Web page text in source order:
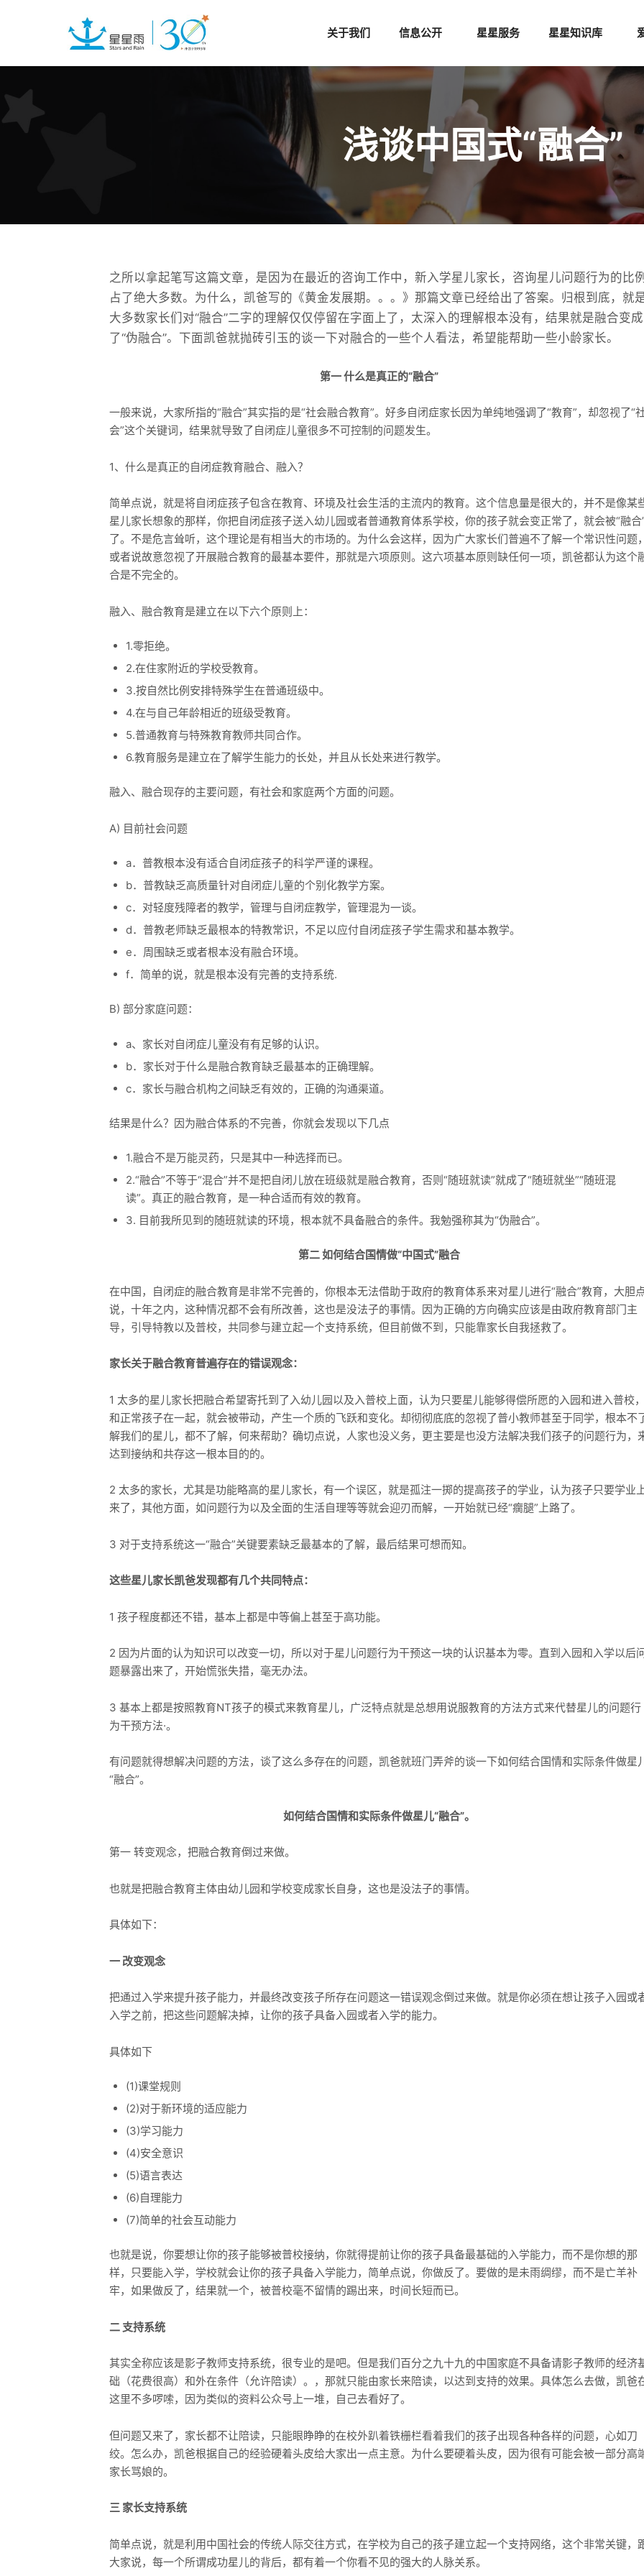
关于我们 信息公开 星星服务 星星知识库
浅谈中国式“融合”
之所以拿起笔写这篇文章，是因为在最近的咨询工作中，新入学星儿家长，咨询星儿问题行为的比例
占了绝大多数。为什么，凯爸写的《黄金发展期。。。》那篇文章已经给出了答案。归根到底，就
大多数家长们对“融合”二字的理解仅仅停留在字面上了，太深入的理解根本没有，结果就是融合变成
了“伪融合”。下面凯爸就抛砖引玉的谈一下对融合的一些个人看法，希望能帮助一些小龄家长。
第一 什么是真正的“融合”
一般来说，大家所指的“融合”其实指的是“社会融合教育”。好多自闭症家长因为单纯地强调了“教育”，却忽视了“
会”这个关键词，结果就导致了自闭症儿童很多不可控制的问题发生。
1、什么是真正的自闭症教育融合、融入？
简单点说，就是将自闭症孩子包含在教育、环境及社会生活的主流内的教育。这个信息量是很大的，并不是像某
星儿家长想象的那样，你把自闭症孩子送入幼儿园或者普通教育体系学校，你的孩子就会变正常了，就会被“融合
了。不是危言耸听，这个理论是有相当大的市场的。为什么会这样，因为广大家长们普遍不了解一个常识性问题，
或者说故意忽视了开展融合教育的最基本要件，那就是六项原则。这六项基本原则缺任何一项，凯爸都认为这个
合是不完全的。
融入、融合教育是建立在以下六个原则上：
1.零拒绝。
2.在住家附近的学校受教育。
3.按自然比例安排特殊学生在普通班级中。
4.在与自己年龄相近的班级受教育。
5.普通教育与特殊教育教师共同合作。
6.教育服务是建立在了解学生能力的长处，并且从长处来进行教学。
融入、融合现存的主要问题，有社会和家庭两个方面的问题。
A) 目前社会问题
a．普教根本没有适合自闭症孩子的科学严谨的课程。
b．普教缺乏高质量针对自闭症儿童的个别化教学方案。
c．对轻度残障者的教学，管理与自闭症教学，管理混为一谈。
d．普教老师缺乏最根本的特教常识，不足以应付自闭症孩子学生需求和基本教学。
e．周围缺乏或者根本没有融合环境。
f．简单的说，就是根本没有完善的支持系统.
B) 部分家庭问题：
a、家长对自闭症儿童没有有足够的认识。
b．家长对于什么是融合教育缺乏最基本的正确理解。
c．家长与融合机构之间缺乏有效的，正确的沟通渠道。
结果是什么？因为融合体系的不完善，你就会发现以下几点
1.融合不是万能灵药，只是其中一种选择而已。
2.“融合”不等于“混合”并不是把自闭儿放在班级就是融合教育，否则“随班就读”就成了“随班就坐”“随班混
读”。真正的融合教育，是一种合适而有效的教育。
3. 目前我所见到的随班就读的环境，根本就不具备融合的条件。我勉强称其为“伪融合”。
第二 如何结合国情做“中国式”融合
在中国，自闭症的融合教育是非常不完善的，你根本无法借助于政府的教育体系来对星儿进行“融合”教育，大胆
说，十年之内，这种情况都不会有所改善，这也是没法子的事情。因为正确的方向确实应该是由政府教育部门主
导，引导特教以及普校，共同参与建立起一个支持系统，但目前做不到，只能靠家长自我拯救了。
家长关于融合教育普遍存在的错误观念：
1 太多的星儿家长把融合希望寄托到了入幼儿园以及入普校上面，认为只要星儿能够得偿所愿的入园和进入普校，
和正常孩子在一起，就会被带动，产生一个质的飞跃和变化。却彻彻底底的忽视了普小教师甚至于同学，根本不
解我们的星儿，都不了解，何来帮助？确切点说，人家也没义务，更主要是也没方法解决我们孩子的问题行为，
达到接纳和共存这一根本目的的。
2 太多的家长，尤其是功能略高的星儿家长，有一个误区，就是孤注一掷的提高孩子的学业，认为孩子只要学业
来了，其他方面，如问题行为以及全面的生活自理等等就会迎刃而解，一开始就已经“瘸腿”上路了。
3 对于支持系统这一“融合”关键要素缺乏最基本的了解，最后结果可想而知。
这些星儿家长凯爸发现都有几个共同特点：
1 孩子程度都还不错，基本上都是中等偏上甚至于高功能。
2 因为片面的认为知识可以改变一切，所以对于星儿问题行为干预这一块的认识基本为零。直到入园和入学以后
题暴露出来了，开始慌张失措，毫无办法。
3 基本上都是按照教育NT孩子的模式来教育星儿，广泛特点就是总想用说服教育的方法方式来代替星儿的问题行
为干预方法·。
有问题就得想解决问题的方法，谈了这么多存在的问题，凯爸就班门弄斧的谈一下如何结合国情和实际条件做星
“融合”。
如何结合国情和实际条件做星儿“融合”。
第一 转变观念，把融合教育倒过来做。
也就是把融合教育主体由幼儿园和学校变成家长自身，这也是没法子的事情。
具体如下：
一 改变观念
把通过入学来提升孩子能力，并最终改变孩子所存在问题这一错误观念倒过来做。就是你必须在想让孩子入园或
入学之前，把这些问题解决掉，让你的孩子具备入园或者入学的能力。
具体如下
(1)课堂规则
(2)对于新环境的适应能力
(3)学习能力
(4)安全意识
(5)语言表达
(6)自理能力
(7)简单的社会互动能力
也就是说，你要想让你的孩子能够被普校接纳，你就得提前让你的孩子具备最基础的入学能力，而不是你想的那
样，只要能入学，学校就会让你的孩子具备入学能力，简单点说，你做反了。要做的是未雨绸缪，而不是亡羊补
牢，如果做反了，结果就一个，被普校毫不留情的踢出来，时间长短而已。
二 支持系统
其实全称应该是影子教师支持系统，很专业的是吧。但是我们百分之九十九的中国家庭不具备请影子教师的经济
础（花费很高）和外在条件（允许陪读）。，那就只能由家长来陪读，以达到支持的效果。具体怎么去做，凯爸
这里不多啰嗦，因为类似的资料公众号上一堆，自己去看好了。
但问题又来了，家长都不让陪读，只能眼睁睁的在校外趴着铁栅栏看着我们的孩子出现各种各样的问题，心如刀
绞。怎么办，凯爸根据自己的经验硬着头皮给大家出一点主意。为什么要硬着头皮，因为很有可能会被一部分高
家长骂娘的。
三 家长支持系统
简单点说，就是利用中国社会的传统人际交往方式，在学校为自己的孩子建立起一个支持网络，这个非常关键，
大家说，每一个所谓成功星儿的背后，都有着一个你看不见的强大的人脉关系。